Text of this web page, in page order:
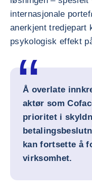
internasjonale
anerkjent tredjepart
psykologisk effekt
Å overlate
aktør som
prioritet i
kan fortsette å
virksomhet.